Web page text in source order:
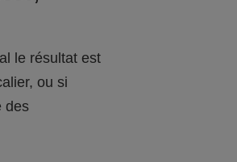
le résultat est
ou si
des